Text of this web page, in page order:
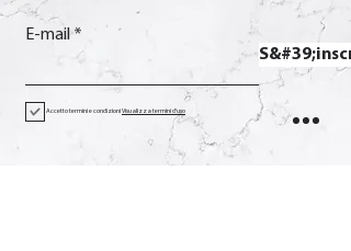
E-mail
Accetto termini e condizioniVisualizza termini d'uso